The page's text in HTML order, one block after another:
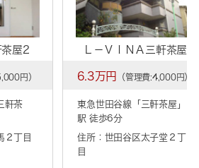
屋2
円）
軒茶
２丁目
Ｌ－ＶＩＮＡ三軒茶屋
6.3万円 （管理費:4,000円）
東急世田谷線「 三軒茶屋 」
駅 徒歩6分
住所：世田谷区太子堂２丁
目